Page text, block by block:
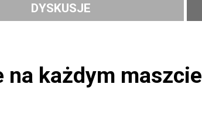
DYSKUSJE
na każdym maszcie